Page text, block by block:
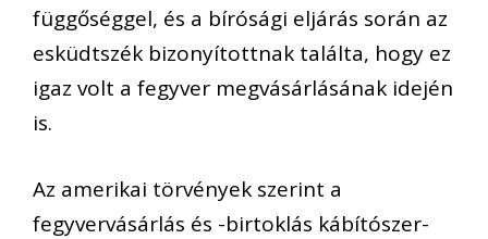
függőséggel, és a bírósági eljárás során az
esküdtszék bizonyítottnak találta, hogy ez
igaz volt a fegyver megvásárlásának idején
is.
Az amerikai törvények szerint a
fegyvervásárlás és -birtoklás kábítószer-